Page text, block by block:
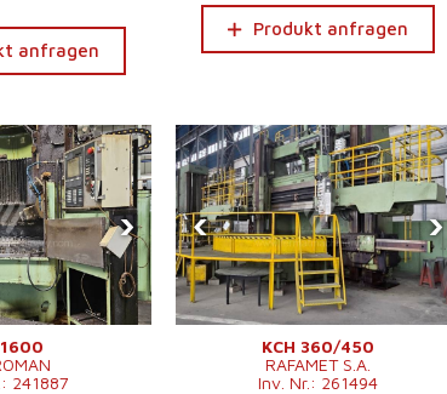
anfragen
Produkt anfragen
›
1600
241887
‹ ›
KCH 360/450
RAFAMET S.A.
Inv. Nr.: 261494